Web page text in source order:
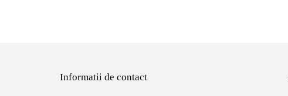
Informatii de contact